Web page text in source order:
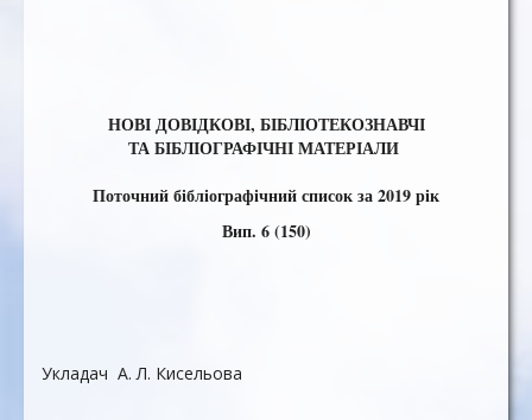
НОВІ ДОВІДКОВІ, БІБЛІОТЕКОЗНАВЧІ
ТА БІБЛІОГРАФІЧНІ МАТЕРІАЛИ
Поточний бібліографічний список за 2019 рік
Вип. 6 (150)
Укладач А. Л. Кисельова